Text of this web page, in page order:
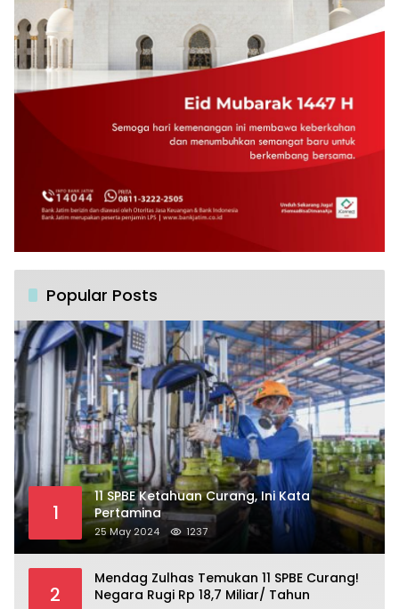
Popular Posts
1
11 SPBE Ketahuan Curang, Ini Kata
Pertamina
25 May 2024 1237
2
Mendag Zulhas Temukan 11 SPBE Curang!
Negara Rugi Rp 18,7 Miliar/ Tahun